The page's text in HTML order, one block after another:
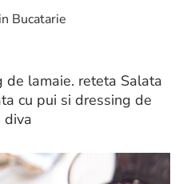
Bucatarie
de lamaie. reteta Salata
cu pui si dressing de
diva